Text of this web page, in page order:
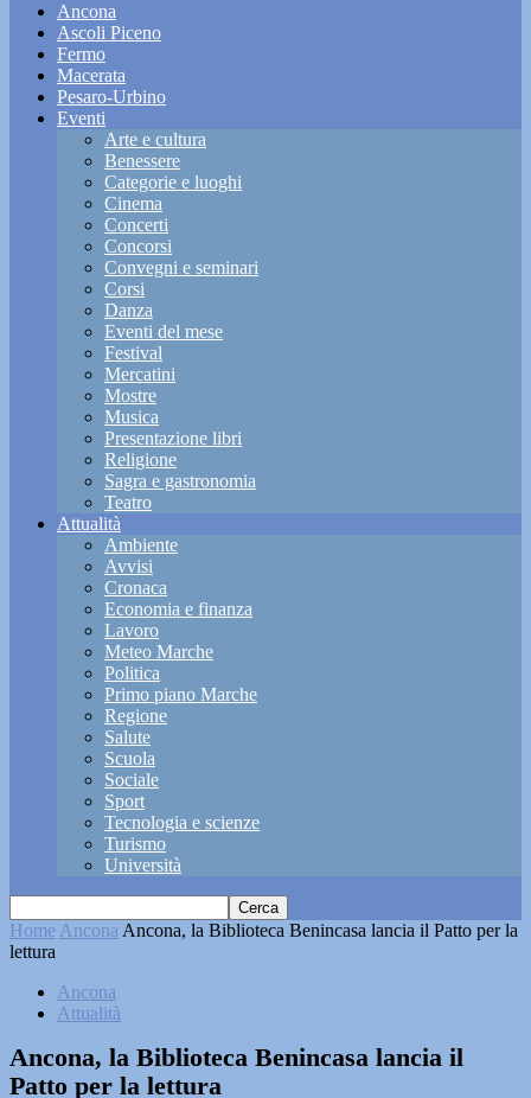
Ancona
Ascoli Piceno
Fermo
Macerata
Pesaro-Urbino
Eventi
Arte e cultura
Benessere
Categorie e luoghi
Cinema
Concerti
Concorsi
Convegni e seminari
Corsi
Danza
Eventi del mese
Festival
Mercatini
Mostre
Musica
Presentazione libri
Religione
Sagra e gastronomia
Teatro
Attualità
Ambiente
Avvisi
Cronaca
Economia e finanza
Lavoro
Meteo Marche
Politica
Primo piano Marche
Regione
Salute
Scuola
Sociale
Sport
Tecnologia e scienze
Turismo
Università
Home Ancona Ancona, la Biblioteca Benincasa lancia il Patto per la
lettura
Ancona
Attualità
Ancona, la Biblioteca Benincasa lancia il
Patto per la lettura